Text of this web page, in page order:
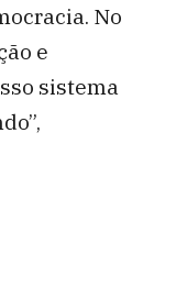
No
e
sistema